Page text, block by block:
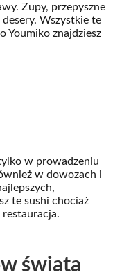
Zupy, przepyszne
Wszystkie te
Youmiko znajdziesz
w prowadzeniu
w dowozach i
te sushi chociaż
świata